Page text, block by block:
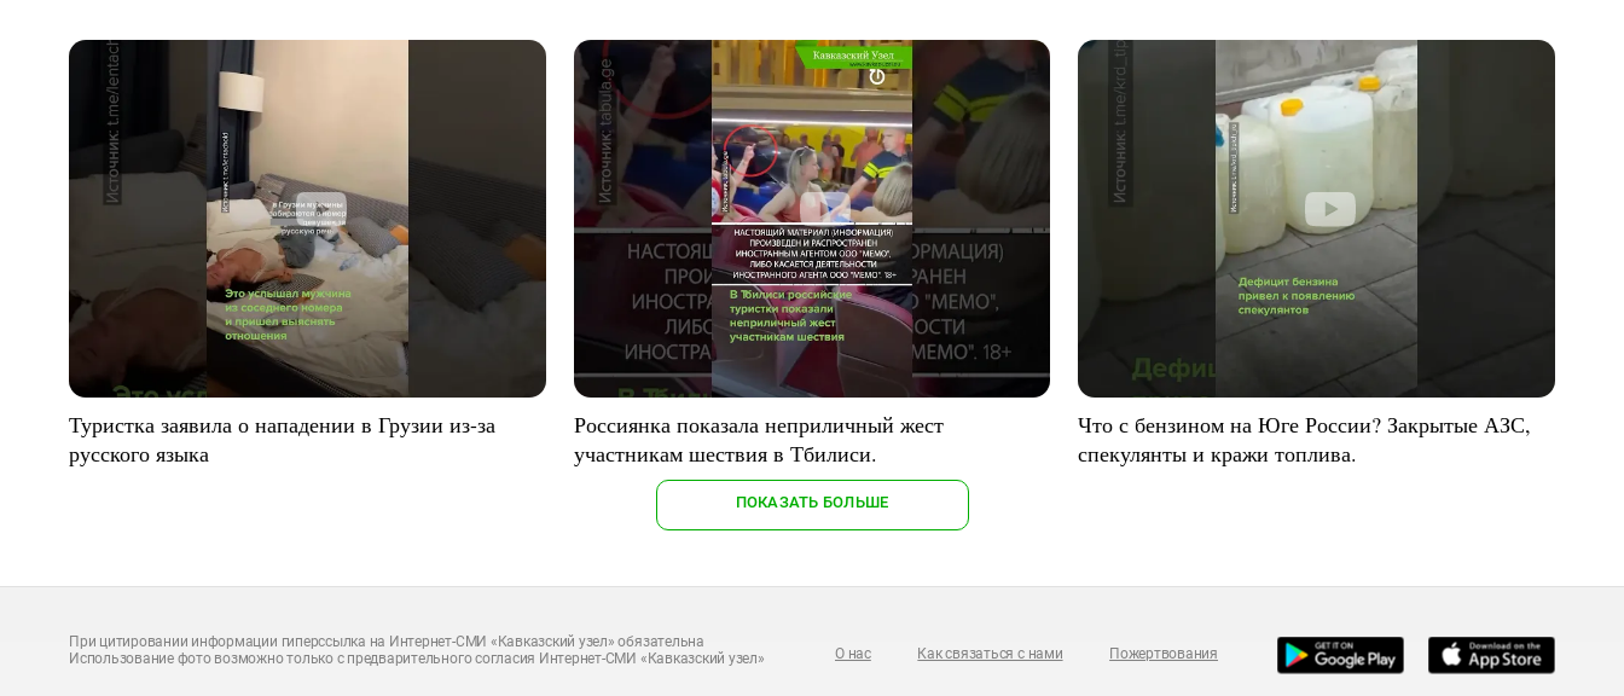
Туристка заявила о нападении в Грузии из-за
русского языка
Россиянка показала неприличный жест
участникам шествия в Тбилиси.
Что с бензином на Юге России? Закрытые АЗС,
спекулянты и кражи топлива.
ПОКАЗАТЬ БОЛЬШЕ
При цитировании информации гиперссылка на Интернет-СМИ «Кавказский узел» обязательна
Использование фото возможно только с предварительного согласия Интернет-СМИ «Кавказский узел»
О нас Как связаться с нами Пожертвования